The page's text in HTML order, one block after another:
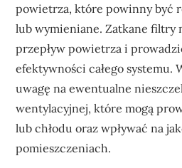
powietrza, które powinny być
lub wymieniane. Zatkane filtry
przepływ powietrza i
efektywności całego systemu.
uwagę na ewentualne
wentylacyjnej, które mogą
lub chłodu oraz wpływać na
pomieszczeniach.